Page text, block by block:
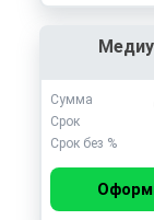
Сумма
Срок
Срок без %